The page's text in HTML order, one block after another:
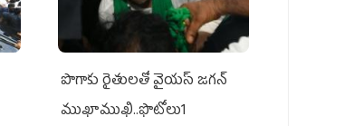
పొగాకు రైతుల‌తో వైయ‌స్ జ‌గ‌న్
ముఖాముఖి..ఫొటోలు1